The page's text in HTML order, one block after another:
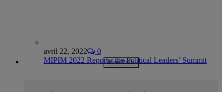
avril 22, 2022
0
MIPIM 2022 Reports: the Political Leaders’ Summit
More Posts